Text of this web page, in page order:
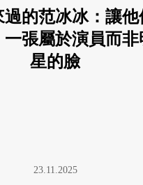
過的范冰冰：讓他
一張屬於演員而非
星的臉
23.11.2025